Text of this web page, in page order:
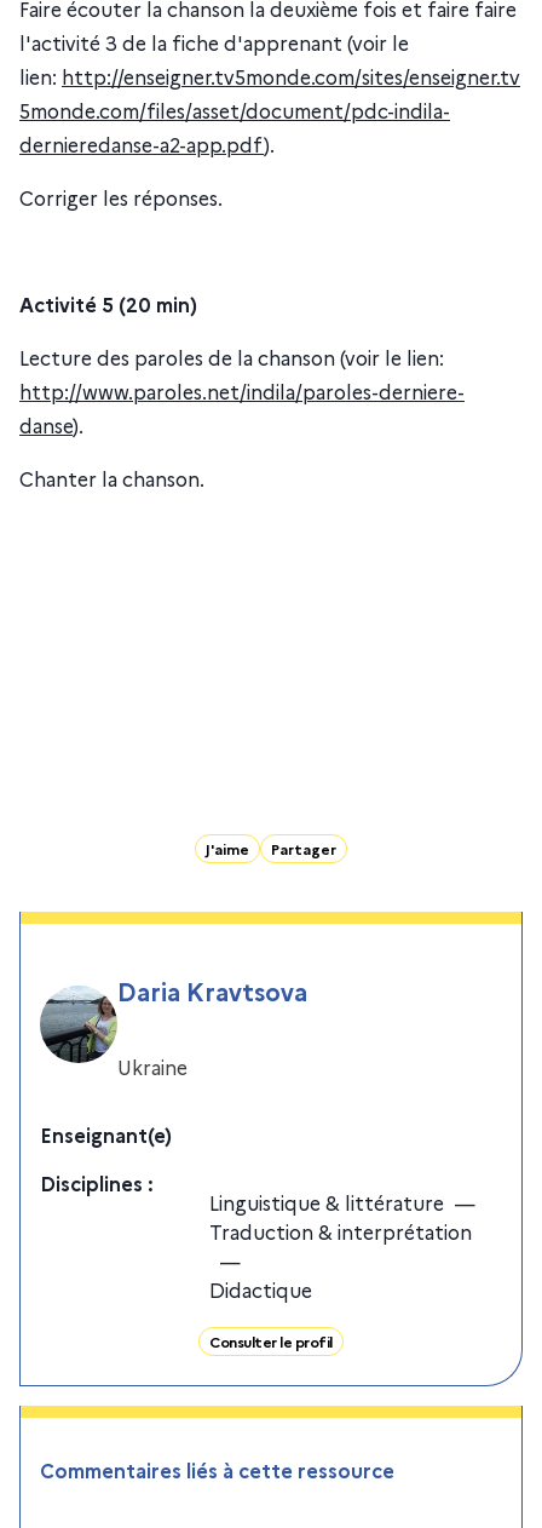
Faire écouter la chanson la deuxième fois et faire faire
l'activité 3 de la fiche d'apprenant (voir le
lien: http://enseigner.tv5monde.com/sites/enseigner.tv
5monde.com/files/asset/document/pdc-indila-
dernieredanse-a2-app.pdf).
Corriger les réponses.
Activité 5 (20 min)
Lecture des paroles de la chanson (voir le lien:
http://www.paroles.net/indila/paroles-derniere-
danse).
Chanter la chanson.
J'aime Partager
Daria Kravtsova
Ukraine
Enseignant(e)
Disciplines :
Linguistique & littérature —
Traduction & interprétation
—
Didactique
Consulter le profil
Commentaires liés à cette ressource